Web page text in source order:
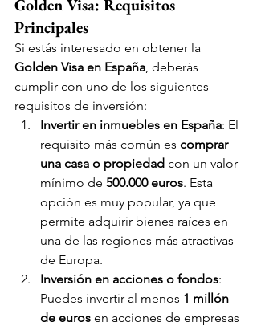
Golden Visa: Requisitos
Principales
Si estás interesado en obtener la
Golden Visa en España, deberás
cumplir con uno de los siguientes
requisitos de inversión:
Invertir en inmuebles en España: El
requisito más común es comprar
una casa o propiedad con un valor
mínimo de 500.000 euros. Esta
opción es muy popular, ya que
permite adquirir bienes raíces en
una de las regiones más atractivas
de Europa.
Inversión en acciones o fondos:
Puedes invertir al menos 1 millón
de euros en acciones de empresas